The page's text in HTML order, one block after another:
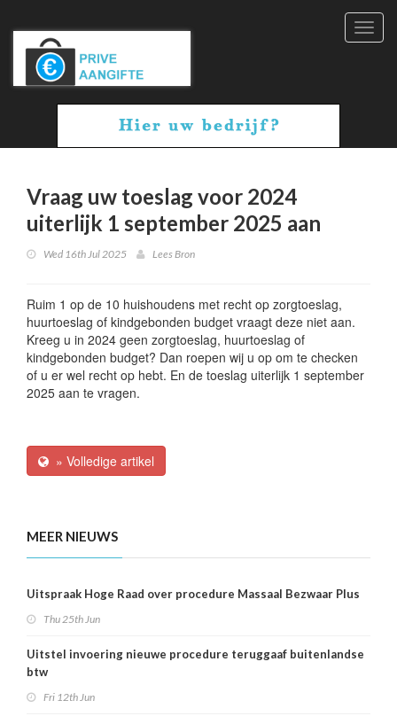
Vraag uw toeslag voor 2024
uiterlijk 1 september 2025 aan
Wed 16th Jul 2025 Lees Bron
Ruim 1 op de 10 huishoudens met recht op zorgtoeslag,
huurtoeslag of kindgebonden budget vraagt deze niet aan.
Kreeg u in 2024 geen zorgtoeslag, huurtoeslag of
kindgebonden budget? Dan roepen wij u op om te checken
of u er wel recht op hebt. En de toeslag uiterlijk 1 september
2025 aan te vragen.
» Volledige artikel
MEER NIEUWS
Uitspraak Hoge Raad over procedure Massaal Bezwaar Plus
Thu 25th Jun
Uitstel invoering nieuwe procedure teruggaaf buitenlandse
btw
Fri 12th Jun